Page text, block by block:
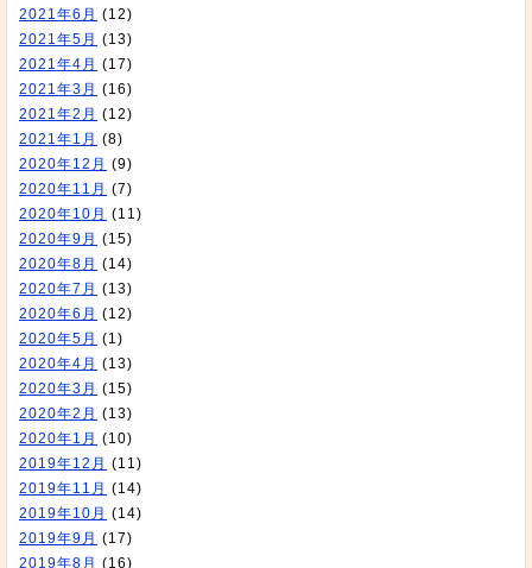
2021年6月 (12)
2021年5月 (13)
2021年4月 (17)
2021年3月 (16)
2021年2月 (12)
2021年1月 (8)
2020年12月 (9)
2020年11月 (7)
2020年10月 (11)
2020年9月 (15)
2020年8月 (14)
2020年7月 (13)
2020年6月 (12)
2020年5月 (1)
2020年4月 (13)
2020年3月 (15)
2020年2月 (13)
2020年1月 (10)
2019年12月 (11)
2019年11月 (14)
2019年10月 (14)
2019年9月 (17)
2019年8月 (16)